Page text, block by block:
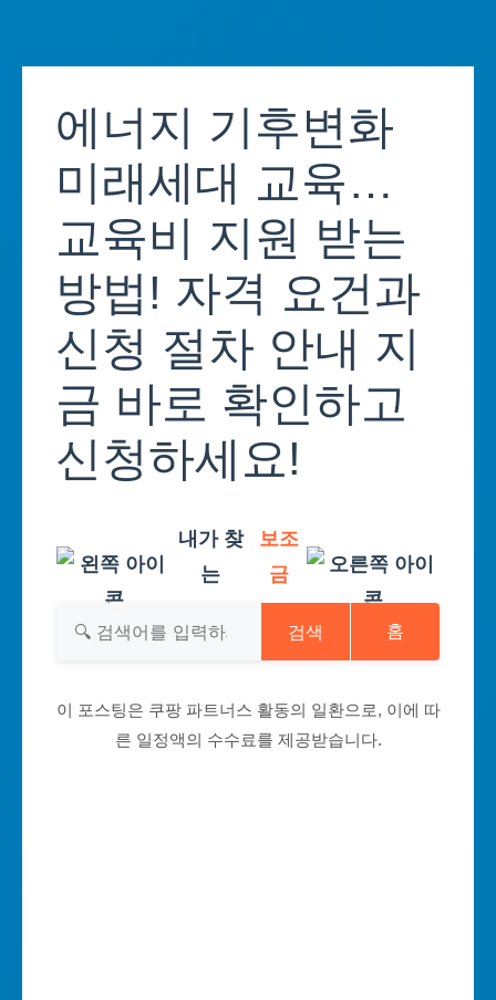
content에너지 기후변화
미래세대 교육…
교육비 지원 받는
방법! 자격 요건과
신청 절차 안내 지
금 바로 확인하고
신청하세요!
내가 찾
는
보조
금
검색 홈
이 포스팅은 쿠팡 파트너스 활동의 일환으로, 이에 따
른 일정액의 수수료를 제공받습니다.